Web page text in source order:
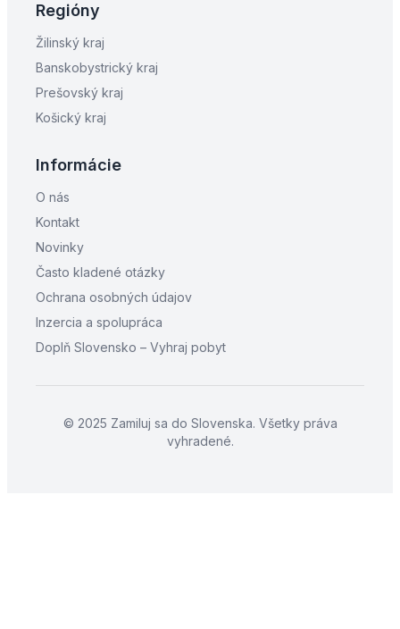
Regióny
Žilinský kraj
Banskobystrický kraj
Prešovský kraj
Košický kraj
Informácie
O nás
Kontakt
Novinky
Často kladené otázky
Ochrana osobných údajov
Inzercia a spolupráca
Doplň Slovensko – Vyhraj pobyt
© 2025 Zamiluj sa do Slovenska. Všetky práva
vyhradené.